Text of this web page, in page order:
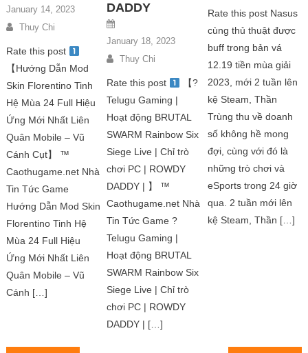
January 14, 2023
Thuy Chi
Rate this post
【Hướng Dẫn Mod
Skin Florentino Tinh
Hệ Mùa 24 Full Hiệu
Ứng Mới Nhất Liên
Quân Mobile – Vũ
Cánh Cụt】 ™
Caothugame.net Nhà
Tin Tức Game
Hướng Dẫn Mod Skin
Florentino Tinh Hệ
Mùa 24 Full Hiệu
Ứng Mới Nhất Liên
Quân Mobile – Vũ
Cánh […]
DADDY
January 18, 2023
Thuy Chi
Rate this post
【?
Telugu Gaming |
Hoạt động BRUTAL
SWARM Rainbow Six
Siege Live | Chỉ trò
chơi PC | ROWDY
DADDY | 】 ™
Caothugame.net Nhà
Tin Tức Game ?
Telugu Gaming |
Hoạt động BRUTAL
SWARM Rainbow Six
Siege Live | Chỉ trò
chơi PC | ROWDY
DADDY | […]
Rate this post Nasus
cùng thủ thuật được
buff trong bản vá
12.19 tiền mùa giải
2023, mới 2 tuần lên
kệ Steam, Thần
Trùng thu về doanh
số không hề mong
đợi, cùng với đó là
những trò chơi và
eSports trong 24 giờ
qua. 2 tuần mới lên
kệ Steam, Thần […]